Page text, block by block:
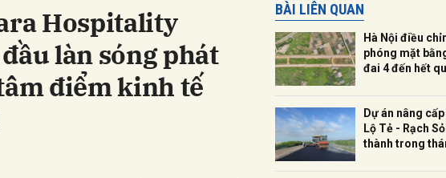
Hospitality
làn sóng phát
điểm kinh tế
BÀI LIÊN QUAN
Hà Nội điều
phóng mặt
đai 4 đến hết
Dự án nâng
Lộ Tẻ - Rạch
thành trong
Gửi